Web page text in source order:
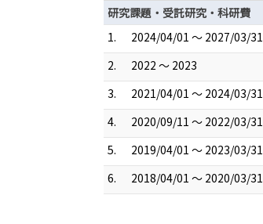
研究課題・受託研究・科研費
1.
2024/04/01 ～ 2027/03/31
2.
2022 ～ 2023
3.
2021/04/01 ～ 2024/03/31
4.
2020/09/11 ～ 2022/03/31
5.
2019/04/01 ～ 2023/03/31
6.
2018/04/01 ～ 2020/03/31